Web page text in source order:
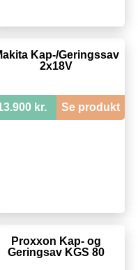
Kap-/Geringssav
2x18V
kr. Se produkt
Proxxon Kap- og
Geringsav KGS 80